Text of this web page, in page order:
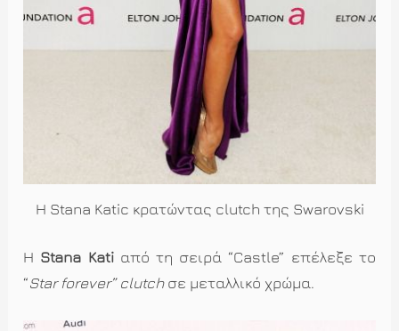
Η Stana Katic κρατώντας clutch της Swarovski
H Stana Kati από τη σειρά “Castle” επέλεξε το
“Star forever” clutch σε μεταλλικό χρώμα.